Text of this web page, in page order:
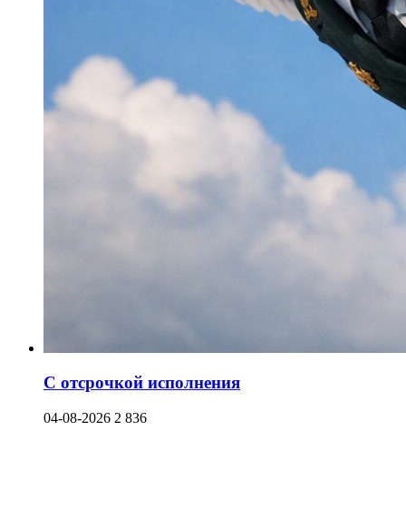
С отсрочкой исполнения
04-08-2026 2 836